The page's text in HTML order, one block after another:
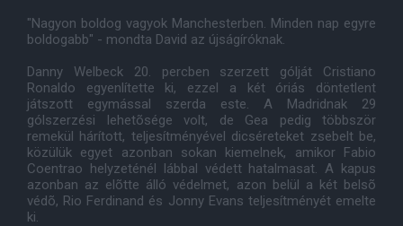
"Nagyon boldog vagyok Manchesterben. Minden nap egyre
boldogabb" - mondta David az újságíróknak.
Danny Welbeck 20. percben szerzett gólját Cristiano
Ronaldo egyenlítette ki, ezzel a két óriás döntetlent
játszott egymással szerda este. A Madridnak 29
gólszerzési lehetõsége volt, de Gea pedig többször
remekül hárított, teljesítményével dicséreteket zsebelt be,
közülük egyet azonban sokan kiemelnek, amikor Fabio
Coentrao helyzeténél lábbal védett hatalmasat. A kapus
azonban az elõtte álló védelmet, azon belül a két belsõ
védõ, Rio Ferdinand és Jonny Evans teljesítményét emelte
ki.